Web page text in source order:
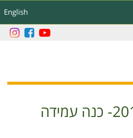
English
דוח למדער 2019- כנה עמידה